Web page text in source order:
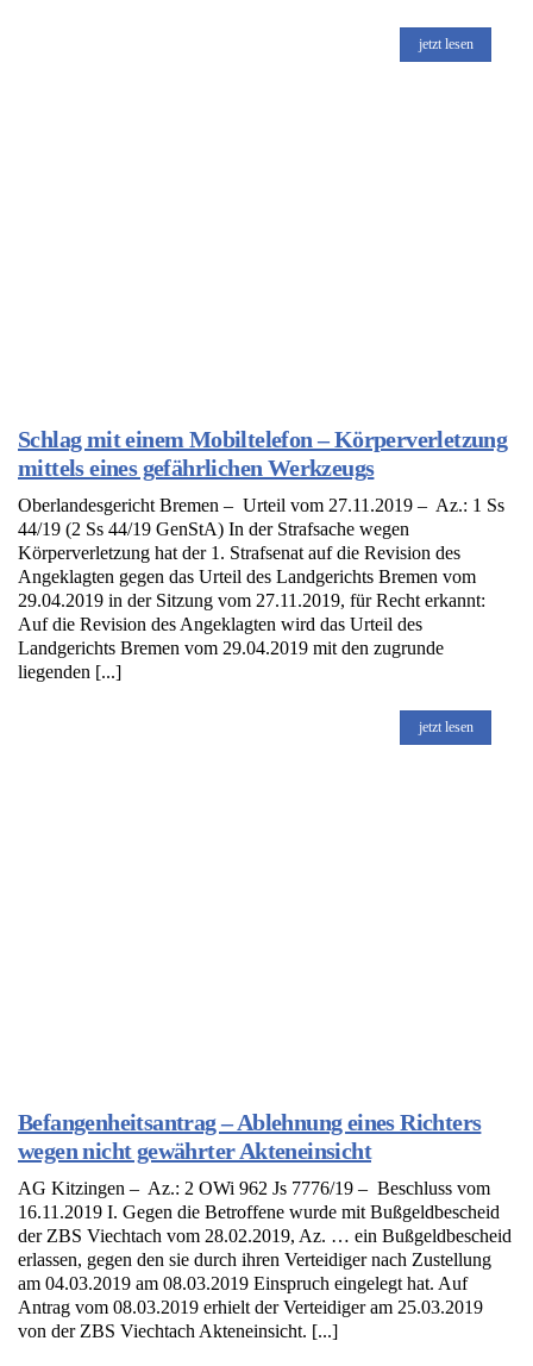
jetzt lesen
Schlag mit einem Mobiltelefon – Körperverletzung
mittels eines gefährlichen Werkzeugs
Oberlandesgericht Bremen – Urteil vom 27.11.2019 – Az.: 1 Ss
44/19 (2 Ss 44/19 GenStA) In der Strafsache wegen
Körperverletzung hat der 1. Strafsenat auf die Revision des
Angeklagten gegen das Urteil des Landgerichts Bremen vom
29.04.2019 in der Sitzung vom 27.11.2019, für Recht erkannt:
Auf die Revision des Angeklagten wird das Urteil des
Landgerichts Bremen vom 29.04.2019 mit den zugrunde
liegenden [...]
jetzt lesen
Befangenheitsantrag – Ablehnung eines Richters
wegen nicht gewährter Akteneinsicht
AG Kitzingen – Az.: 2 OWi 962 Js 7776/19 – Beschluss vom
16.11.2019 I. Gegen die Betroffene wurde mit Bußgeldbescheid
der ZBS Viechtach vom 28.02.2019, Az. … ein Bußgeldbescheid
erlassen, gegen den sie durch ihren Verteidiger nach Zustellung
am 04.03.2019 am 08.03.2019 Einspruch eingelegt hat. Auf
Antrag vom 08.03.2019 erhielt der Verteidiger am 25.03.2019
von der ZBS Viechtach Akteneinsicht. [...]